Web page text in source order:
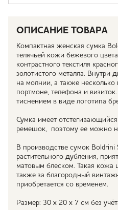
ОПИСАНИЕ ТОВАРА
Компактная женская сумка
телячьей кожи бежевого
контрастного текстиля
золотистого металла. Внутри
на молнии, а также
портмоне, телефона и
тиснением в виде логотипа
Сумка имеет
ремешок, поэтому ее можно
В производстве сумок Boldrini
растительного дубления,
матовым блеском. Такая кожа
также за благородный
приобретается со временем.
Размер: 30 х 20 х 7 см без